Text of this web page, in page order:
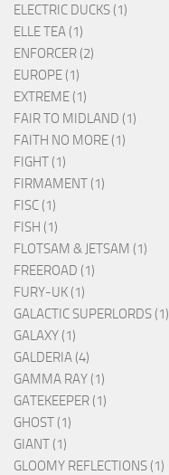
ELECTRIC DUCKS (1)
ELLE TEA (1)
ENFORCER (2)
EUROPE (1)
EXTREME (1)
FAIR TO MIDLAND (1)
FAITH NO MORE (1)
FIGHT (1)
FIRMAMENT (1)
FISC (1)
FISH (1)
FLOTSAM & JETSAM (1)
FREEROAD (1)
FURY-UK (1)
GALACTIC SUPERLORDS (1)
GALAXY (1)
GALDERIA (4)
GAMMA RAY (1)
GATEKEEPER (1)
GHOST (1)
GIANT (1)
GLOOMY REFLECTIONS (1)